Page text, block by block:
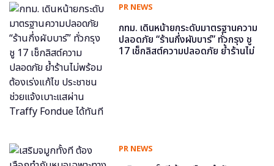
PR NEWS
กทม. เดินหน้ายกระดับมาตรฐานความ
ปลอดภัย “ร้านกึ่งผับบาร์” ทั่วกรุง ชู
17 เช็กลิสต์ความปลอดภัย ย้ำร้านไม่
PR NEWS